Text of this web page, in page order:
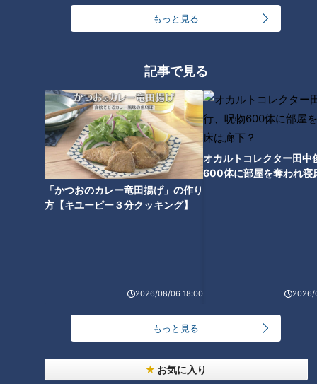
もっと見る
記事で見る
「かつおのカレー竜田揚げ」の作り
方【キユーピー３分クッキング】
2026/08/06 18:00
オカルトコレクター田中
600体に部屋を奪われ寝
2026/
もっと見る
お気に入り
（自転車の女性）
答えは茨城県の土浦。東海3県には近づけませんでした。
「出会いは一生モノ」旅での出会いの素晴らしさ
を実感
CBCテレビ『地名しりとり』